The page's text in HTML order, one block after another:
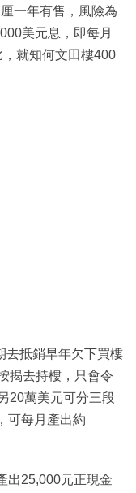
一年有售，風險為
美元息，即每月
就知何文田樓400
去抵銷早年欠下買樓
揭去持樓，只會令
20萬美元可分三段
可每月產出約
出25,000元正現金